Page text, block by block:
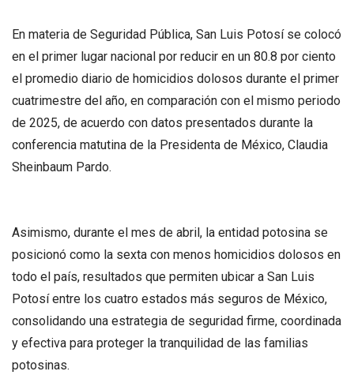
En materia de Seguridad Pública, San Luis Potosí se colocó
en el primer lugar nacional por reducir en un 80.8 por ciento
el promedio diario de homicidios dolosos durante el primer
cuatrimestre del año, en comparación con el mismo periodo
de 2025, de acuerdo con datos presentados durante la
conferencia matutina de la Presidenta de México, Claudia
Sheinbaum Pardo.
Asimismo, durante el mes de abril, la entidad potosina se
posicionó como la sexta con menos homicidios dolosos en
todo el país, resultados que permiten ubicar a San Luis
Potosí entre los cuatro estados más seguros de México,
consolidando una estrategia de seguridad firme, coordinada
y efectiva para proteger la tranquilidad de las familias
potosinas.